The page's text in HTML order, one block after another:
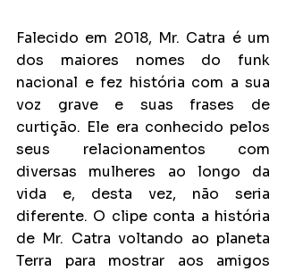
Falecido em 2018, Mr. Catra é um
dos maiores nomes do funk
nacional e fez história com a sua
voz grave e suas frases de
curtição. Ele era conhecido pelos
seus relacionamentos com
diversas mulheres ao longo da
vida e, desta vez, não seria
diferente. O clipe conta a história
de Mr. Catra voltando ao planeta
Terra para mostrar aos amigos